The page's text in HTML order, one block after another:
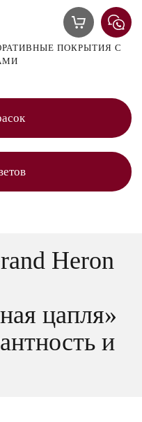
ПОКРЫТИЯ С
Heron
цапля»
и